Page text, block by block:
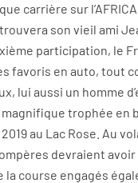
carrière sur l’AFRICA
son vieil ami
participation, le
favoris en auto, tout
lui aussi un homme
trophée en
au Lac Rose. Au
devraient
la course engagés